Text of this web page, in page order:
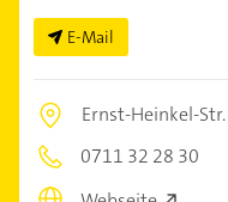
E-Mail
Ernst-Heinkel-
0711 32 28 30